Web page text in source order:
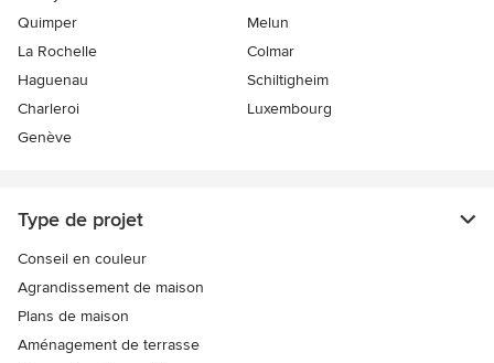
Quimper
Melun
La Rochelle
Colmar
Haguenau
Schiltigheim
Charleroi
Luxembourg
Genève
Type de projet
Conseil en couleur
Agrandissement de maison
Plans de maison
Aménagement de terrasse